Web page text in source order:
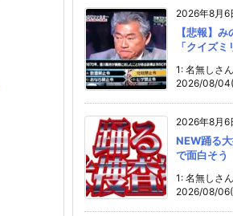
2026年8月6
【悲報】
「クイズ
1: 名無しさ
2026/08/
2026年8月6
NEW踊る
で面白そう
1: 名無しさ
2026/08/06(